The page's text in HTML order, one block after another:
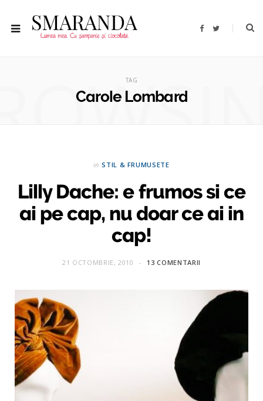
F
T
TAG
Carole Lombard
in STIL & FRUMUSETE
Lilly Dache: e frumos si ce
ai pe cap, nu doar ce ai in
cap!
21 OCTOMBRIE, 2010 13 COMENTARII